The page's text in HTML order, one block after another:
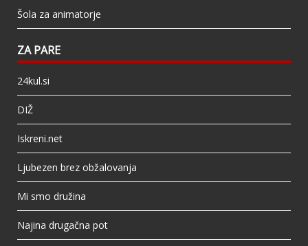
Šola za animatorje
ZA PARE
24kul.si
DIŽ
Iskreni.net
Ljubezen brez obžalovanja
Mi smo družina
Najina drugačna pot